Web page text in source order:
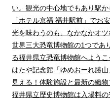
い。観光の中心地でもあり駅か
「ホテル京福 福井駅前」でお
光を味わうのも、なかなかオツ
世界三大恐竜博物館の1つであ
る福井県立恐竜博物館へよう
はたや記念館「ゆめおーれ勝
見える！体験施設と最新の織
福井県立歴史博物館は入場料